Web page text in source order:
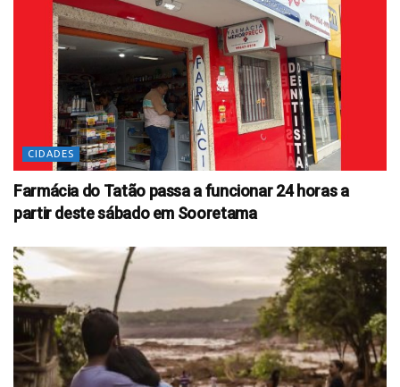
CIDADES
Farmácia do Tatão passa a funcionar 24 horas a
partir deste sábado em Sooretama